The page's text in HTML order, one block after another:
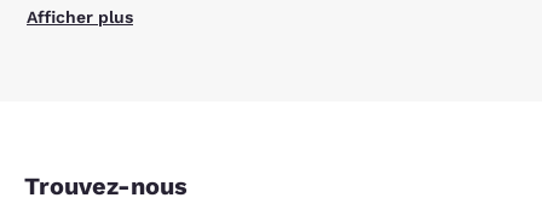
Afficher plus
Trouvez-nous